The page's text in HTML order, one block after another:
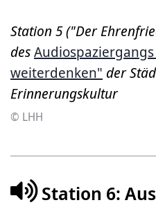
Station 5 ("Der
des
weiterdenken" der
Erinnerungskultur
© LHH
Station 6: